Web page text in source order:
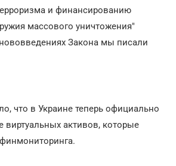
и финансированию
массового уничтожения"
Закона мы писали
что в Украине теперь официально
виртуальных активов, которые